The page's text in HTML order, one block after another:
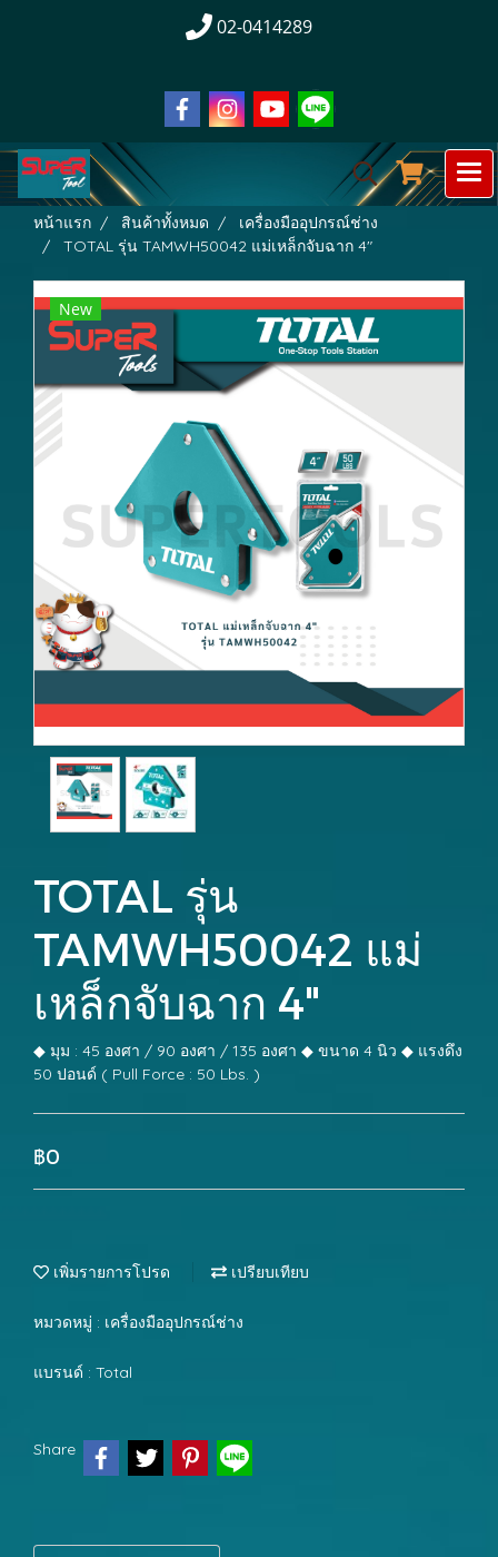
02-0414289
หน้าแรก สินค้าทั้งหมด
เครื่องมืออุปกรณ์ช่าง
TOTAL รุ่น TAMWH50042 แม่เหล็กจับฉาก 4"
New
TOTAL รุ่น
TAMWH50042 แม่
เหล็กจับฉาก 4"
◆ มุม : 45 องศา / 90 องศา / 135 องศา ◆ ขนาด 4 นิว ◆ แรงดึง
50 ปอนด์ ( Pull Force : 50 Lbs. )
฿0
เพิ่มรายการโปรด เปรียบเทียบ
หมวดหมู่ : เครื่องมืออุปกรณ์ช่าง
แบรนด์ : Total
Share